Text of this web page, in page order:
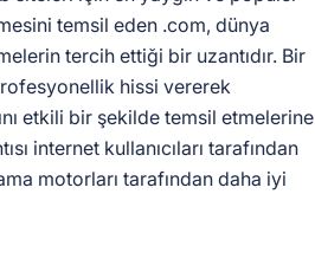
temsil eden .com, dünya
tercih ettiği bir uzantıdır. Bir
hissi vererek
etkili bir şekilde temsil etmelerine
internet kullanıcıları tarafından
motorları tarafından daha iyi